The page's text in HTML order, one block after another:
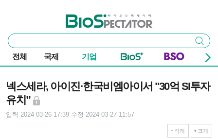
바이오스펙테이터
통
합
검
색
검색
전체 국제 기업
넥스세라, 아이진·한국비엠아이서 "30억 SI투자
유치”
입력 2024-03-26 17:39 수정 2024-03-27 11:57
작게 크게